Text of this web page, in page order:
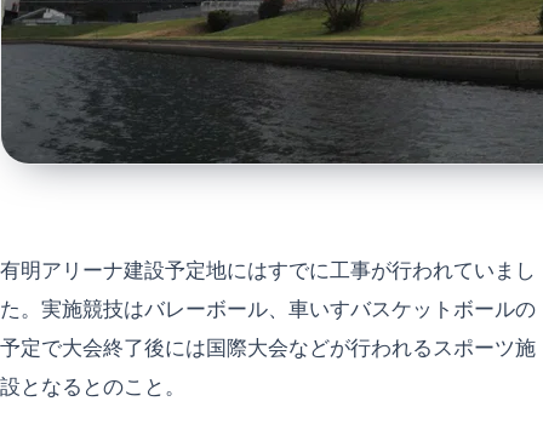
有明アリーナ建設予定地にはすでに工事が行われていまし
た。実施競技はバレーボール、車いすバスケットボールの
予定で大会終了後には国際大会などが行われるスポーツ施
設となるとのこと。